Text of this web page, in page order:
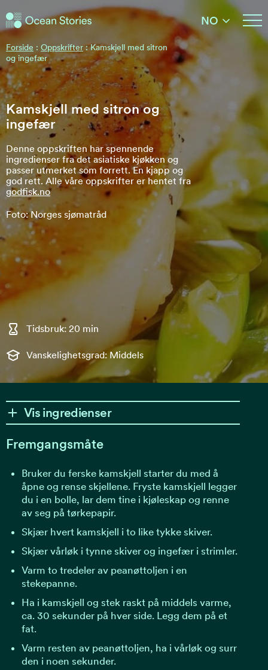
Ocean Stories
Ocean Stories
NO
Forside : Oppskrifter :Kamskjell med sitron
og ingefær
Kamskjell med sitron og
ingefær
Denne oppskriften har spennende
ingredienser fra det asiatiske kjøkken og
passer utmerket som forrett. En kjapp og
god rett. Alle våre oppskrifter er hentet fra
godfisk.no
Foto: Norges sjømatråd
Tidsbruk: 20 min
Vanskelighetsgrad: Middels
Vis ingredienser
Fremgangsmåte
Bruker du ferske kamskjell starter du med å
åpne og rense skjellene. Fryste kamskjell legger
du i en bolle, lar dem tine i kjøleskap og renne
av seg på tørkepapir.
Skjær hvert kamskjell i to like tykke skiver.
Skjær vårløk i tynne skiver og ingefær i strimler.
Varm to tredeler av peanøttoljen i en
stekepanne.
Ha i kamskjell og stek raskt på middels varme,
ca. 30 sekunder på hver side. Legg dem på et
fat.
Varm resten av peanøttoljen, ha i vårløk og surr
den i noen sekunder.